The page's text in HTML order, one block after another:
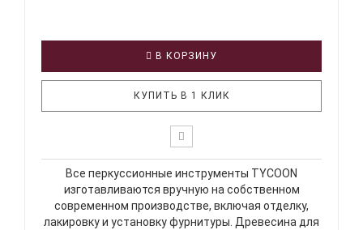
В КОРЗИНУ
КУПИТЬ В 1 КЛИК
Все перкуссионные инструменты TYCOON
изготавливаются вручную на собственном
современном производстве, включая отделку,
лакировку и установку фурнитуры. Древесина для